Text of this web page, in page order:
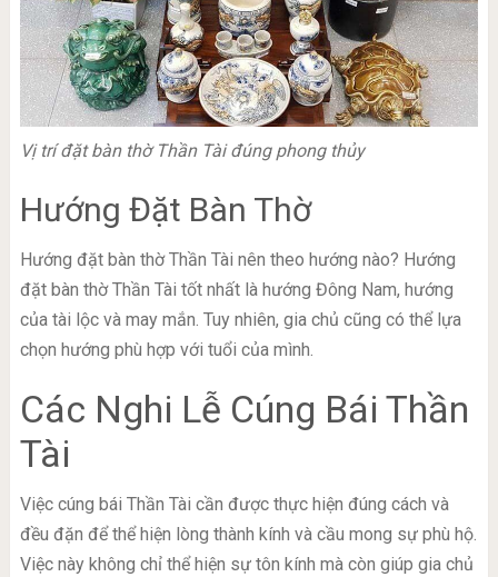
Vị trí đặt bàn thờ Thần Tài đúng phong thủy
Hướng Đặt Bàn Thờ
Hướng đặt bàn thờ Thần Tài nên theo hướng nào? Hướng
đặt bàn thờ Thần Tài tốt nhất là hướng Đông Nam, hướng
của tài lộc và may mắn. Tuy nhiên, gia chủ cũng có thể lựa
chọn hướng phù hợp với tuổi của mình.
Các Nghi Lễ Cúng Bái Thần
Tài
Việc cúng bái Thần Tài cần được thực hiện đúng cách và
đều đặn để thể hiện lòng thành kính và cầu mong sự phù hộ.
Việc này không chỉ thể hiện sự tôn kính mà còn giúp gia chủ